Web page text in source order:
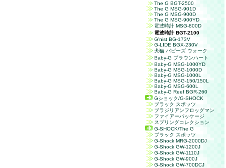
The G BGT-2500
The G MSG-901D
The G MSG-900D
The G MSG-900YD
電波時計 MSG-800D
電波時計 BGT-2100
G'nist BG-173V
G-LIDE BGX-230V
犬猫 パピーズ ウォーク
Baby-G ブラウンハート
Baby-G MSG-1000YD
Baby-G MSG-1000D
Baby-G MSG-1000L
Baby-G MSG-150/150L
Baby-G MSG-600L
Baby-G Reef BGR-260
Gショック/G-SHOCK
ブラック スポッツ
ブラジリアンフロッグマン
ファイアーパッケージ
スプリングコレクション
G-SHOCK/The G
ブラック スポッツ
G-Shock MRG-2000DJ
G-Shock GW-1200J
G-Shock GW-1110J
G-Shock GW-900J
G-Shock GW-700DCJ